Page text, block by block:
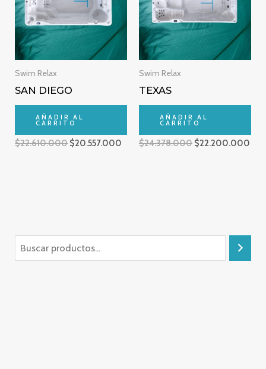
Swim Relax
SAN DIEGO
AÑADIR AL
CARRITO
$22.610.000 $20.557.000
Swim Relax
TEXAS
AÑADIR AL
CARRITO
$24.378.000 $22.200.000